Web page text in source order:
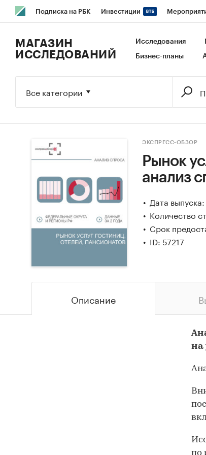
Подписка на РБК Инвестиции
Исследования Кредитные рейтинги
МАГАЗИН
ИССЛЕДОВАНИЙ
Исследования
Бизнес-планы
Все категории
ЭКСПРЕСС-ОБЗОР
Рынок
анализ
Дата
Количество
Срок
ID: 57217
Описание
на
по